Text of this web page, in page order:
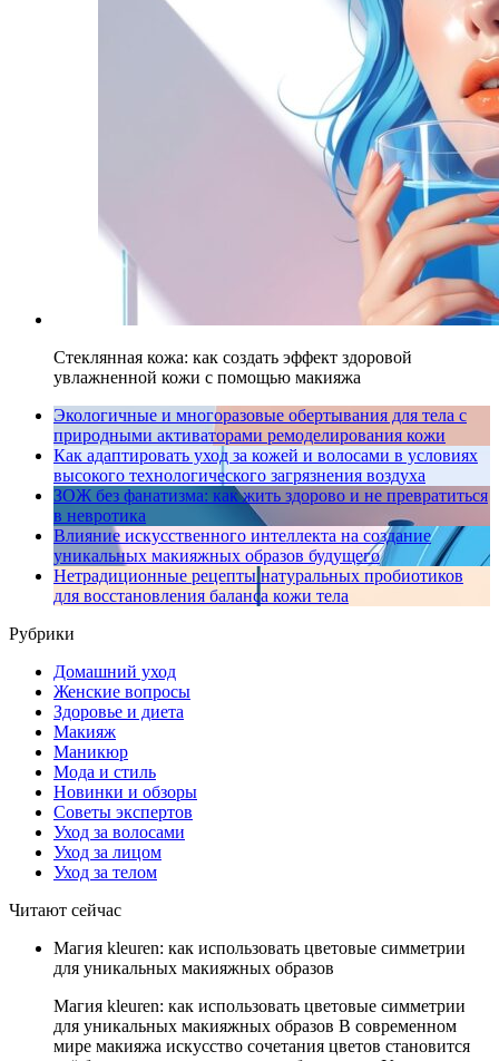
Стеклянная кожа: как создать эффект здоровой
увлажненной кожи с помощью макияжа
Экологичные и многоразовые обертывания для тела с
природными активаторами ремоделирования кожи
Как адаптировать уход за кожей и волосами в условиях
высокого технологического загрязнения воздуха
ЗОЖ без фанатизма: как жить здорово и не превратиться
в невротика
Влияние искусственного интеллекта на создание
уникальных макияжных образов будущего
Нетрадиционные рецепты натуральных пробиотиков
для восстановления баланса кожи тела
Рубрики
Домашний уход
Женские вопросы
Здоровье и диета
Макияж
Маникюр
Мода и стиль
Новинки и обзоры
Советы экспертов
Уход за волосами
Уход за лицом
Уход за телом
Читают сейчас
Магия kleuren: как использовать цветовые симметрии
для уникальных макияжных образов
Магия kleuren: как использовать цветовые симметрии
для уникальных макияжных образов В современном
мире макияжа искусство сочетания цветов становится